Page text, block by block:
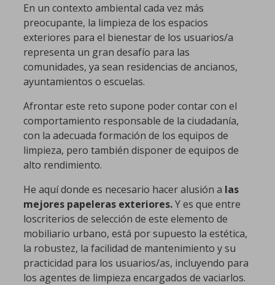
En un contexto ambiental cada vez más
preocupante, la limpieza de los espacios
exteriores para el bienestar de los usuarios/a
representa un gran desafío para las
comunidades, ya sean residencias de ancianos,
ayuntamientos o escuelas.
Afrontar este reto supone poder contar con el
comportamiento responsable de la ciudadanía,
con la adecuada formación de los equipos de
limpieza, pero también disponer de equipos de
alto rendimiento.
He aquí donde es necesario hacer alusión a las
mejores papeleras exteriores.Y es que entre
loscriterios de selección de este elemento de
mobiliario urbano, está por supuesto la estética,
la robustez, la facilidad de mantenimiento y su
practicidad para los usuarios/as, incluyendo para
los agentes de limpieza encargados de vaciarlos.